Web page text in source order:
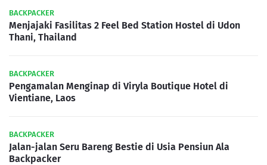
BACKPACKER
Menjajaki Fasilitas 2 Feel Bed Station Hostel di Udon
Thani, Thailand
BACKPACKER
Pengamalan Menginap di Viryla Boutique Hotel di
Vientiane, Laos
BACKPACKER
Jalan-jalan Seru Bareng Bestie di Usia Pensiun Ala
Backpacker